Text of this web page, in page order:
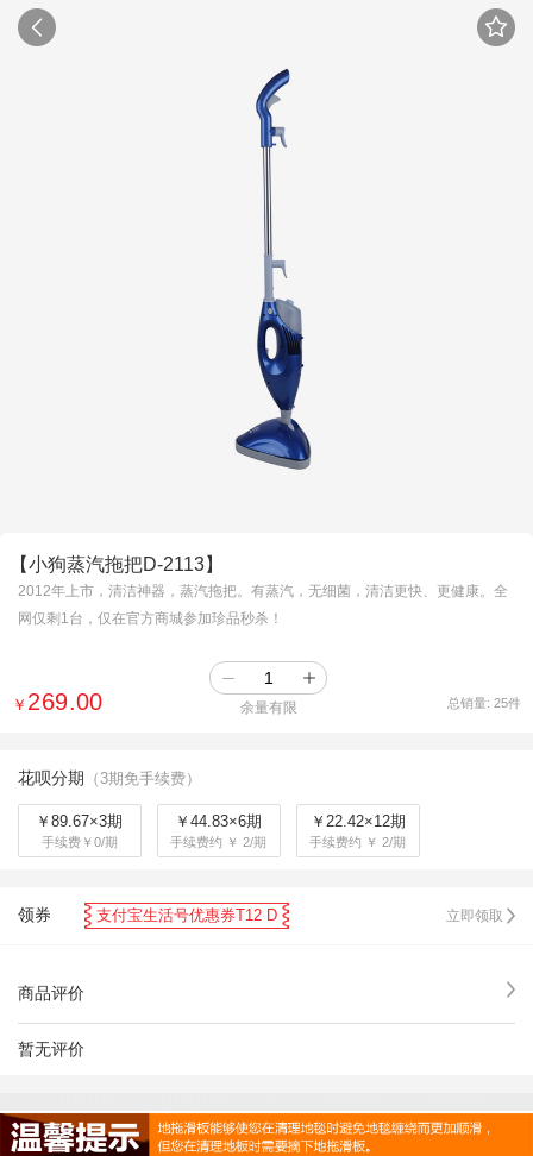
【小狗蒸汽拖把D-2113】
2012年上市，清洁神器，蒸汽拖把。有蒸汽，无细菌，清洁更快、更健康。全
网仅剩1台，仅在官方商城参加珍品秒杀！
￥ 269.00 余量有限 总销量: 25件
花呗分期 （3期免手续费）
￥89.67×3期
手续费￥0/期
￥44.83×6期
手续费约 ￥ 2/期
￥22.42×12期
手续费约 ￥ 2/期
领券 支付宝生活号优惠券T12 D 立即领取
商品评价
暂无评价